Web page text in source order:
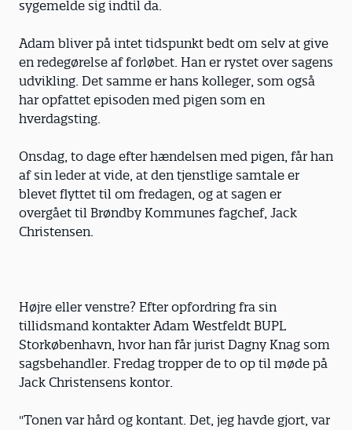
sygemelde sig indtil da.
Adam bliver på intet tidspunkt bedt om selv at give
en redegørelse af forløbet. Han er rystet over sagens
udvikling. Det samme er hans kolleger, som også
har opfattet episoden med pigen som en
hverdagsting.
Onsdag, to dage efter hændelsen med pigen, får han
af sin leder at vide, at den tjenstlige samtale er
blevet flyttet til om fredagen, og at sagen er
overgået til Brøndby Kommunes fagchef, Jack
Christensen.
Højre eller venstre? Efter opfordring fra sin
tillidsmand kontakter Adam Westfeldt BUPL
Storkøbenhavn, hvor han får jurist Dagny Knag som
sagsbehandler. Fredag tropper de to op til møde på
Jack Christensens kontor.
"Tonen var hård og kontant. Det, jeg havde gjort, var